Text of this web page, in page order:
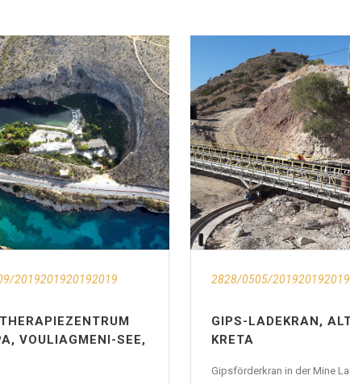
2019201920192019
VOULIAGMENI-SEE,
2828/0505/
GIPS-LADEKRAN,
KRETA
Gipsförderkran in der Mine